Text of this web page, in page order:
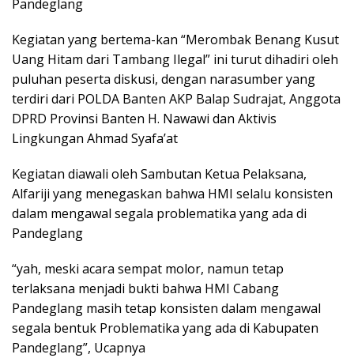
Pandeglang
Kegiatan yang bertema-kan “Merombak Benang Kusut
Uang Hitam dari Tambang Ilegal” ini turut dihadiri oleh
puluhan peserta diskusi, dengan narasumber yang
terdiri dari POLDA Banten AKP Balap Sudrajat, Anggota
DPRD Provinsi Banten H. Nawawi dan Aktivis
Lingkungan Ahmad Syafa’at
Kegiatan diawali oleh Sambutan Ketua Pelaksana,
Alfariji yang menegaskan bahwa HMI selalu konsisten
dalam mengawal segala problematika yang ada di
Pandeglang
“yah, meski acara sempat molor, namun tetap
terlaksana menjadi bukti bahwa HMI Cabang
Pandeglang masih tetap konsisten dalam mengawal
segala bentuk Problematika yang ada di Kabupaten
Pandeglang”, Ucapnya